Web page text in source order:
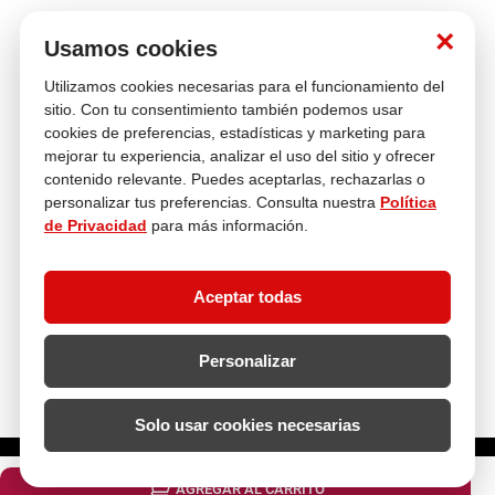
×
Usamos cookies
Utilizamos cookies necesarias para el funcionamiento del
sitio. Con tu consentimiento también podemos usar
cookies de preferencias, estadísticas y marketing para
mejorar tu experiencia, analizar el uso del sitio y ofrecer
contenido relevante. Puedes aceptarlas, rechazarlas o
personalizar tus preferencias. Consulta nuestra Política
de Privacidad para más información.
Aceptar todas
Personalizar
Solo usar cookies necesarias
AGREGAR AL CARRITO
Atención al cliente
Descubre más
Copyright 2024 - Todos los derechos reservados